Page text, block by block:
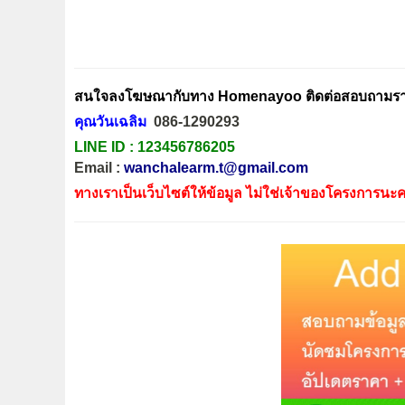
สนใจลงโฆษณากับทาง Homenayoo ติดต่อสอบถามร
คุณวันเฉลิม 086-1290293
LINE ID : 123456786205
Email : wanchalearm.t@gmail.com
ทางเราเป็นเว็บไซต์ให้ข้อมูล ไม่ใช่เจ้าของโครงการนะ